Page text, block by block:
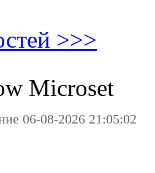
>>>
Microset
06-08-2026 21:05:02